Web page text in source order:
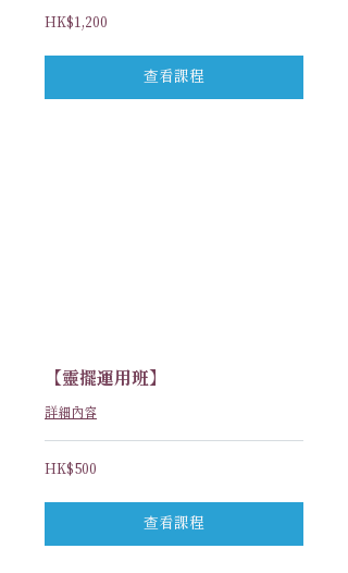
1,200
HK$1,200
查看課程
【靈擺運用班】
詳細內容
500
港
HK$500
查看課程